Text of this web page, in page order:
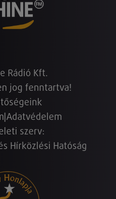
Rádió Kft.
jog fenntartva!
Adatvédelem
szerv:
Hírközlési Hatóság